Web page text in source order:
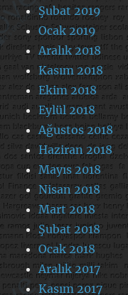
Şubat 2019
Ocak 2019
Aralık 2018
Kasım 2018
Ekim 2018
Eylül 2018
Ağustos 2018
Haziran 2018
Mayıs 2018
Nisan 2018
Mart 2018
Şubat 2018
Ocak 2018
Aralık 2017
Kasım 2017